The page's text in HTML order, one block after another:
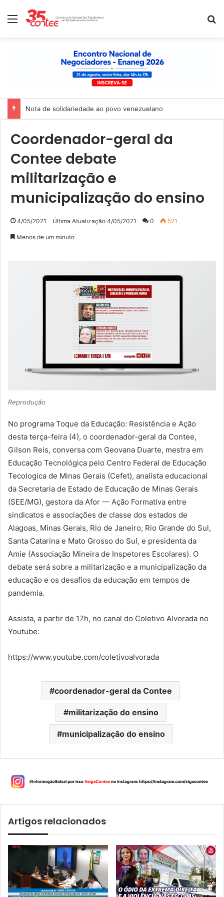
Menu
Nota de solidariedade ao povo venezuelano
Coordenador-geral da
Contee debate
militarização e
municipalização do ensino
4/05/2021 Última Atualização 4/05/2021 0 521
Menos de um minuto
Reprodução
No programa Toque da Educação: Resistência e Ação
desta terça-feira (4), o coordenador-geral da Contee,
Gilson Reis, conversa com Geovana Duarte, mestra em
Educação Tecnológica pelo Centro Federal de Educação
Tecologica de Minas Gerais (Cefet), analista educacional
da Secretaria de Estado de Educação de Minas Gerais
(SEE/MG), gestora da Afor — Ação Formativa entre
sindicatos e associações de classe dos estados de
Alagoas, Minas Gerais, Rio de Janeiro, Rio Grande do Sul,
Santa Catarina e Mato Grosso do Sul, e presidenta da
Amie (Associação Mineira de Inspetores Escolares). O
debate será sobre a militarização e a municipalização da
educação e os desafios da educação em tempos de
pandemia.
Assista, a partir de 17h, no canal do Coletivo Alvorada no
Youtube:
https://www.youtube.com/coletivoalvorada
coordenador-geral da Contee
militarização do ensino
municipalização do ensino
Artigos relacionados